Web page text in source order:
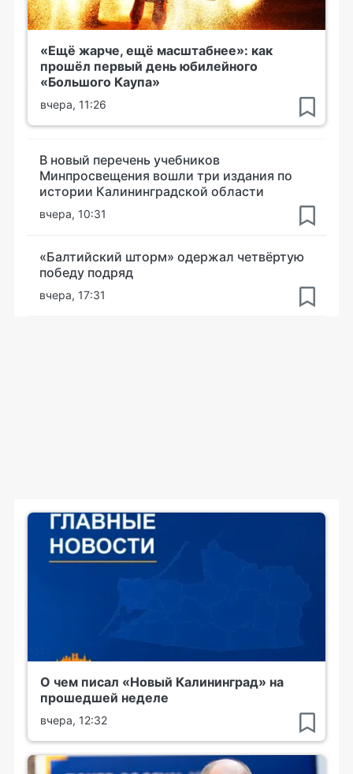
«Ещё жарче, ещё масштабнее»: как
прошёл первый день юбилейного
«Большого Каупа»
вчера, 11:26
В новый перечень учебников
Минпросвещения вошли три издания по
истории Калининградской области
вчера, 10:31
«Балтийский шторм» одержал четвёртую
победу подряд
вчера, 17:31
О чем писал «Новый Калининград» на
прошедшей неделе
вчера, 12:32